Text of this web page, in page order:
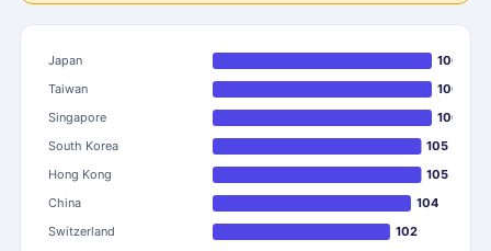
Japan
106
Taiwan
106
Singapore
106
South Korea
105
Hong Kong
105
China
104
Switzerland
102